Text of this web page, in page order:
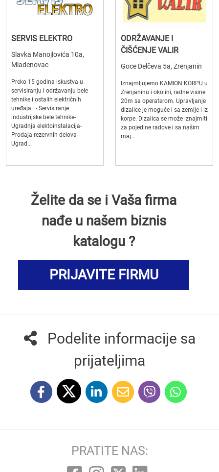
SERVIS ELEKTRO
Slavka Manojlovića 10a,
Mladenovac
Preko 15 godina iskustva u
servisiranju i održavanju bele
tehnike i ostalih električnih
uređaja. - Servisiranje
industrijske bele tehnike-
Ugradnja elektoinstalacija-
Prodaja rezervnih delova-
Ugrad...
ODRŽAVANJE I
ČIŠĆENJE VALIR
Goce Delčeva 5a, Zrenjanin
Iznajmljujemo KAMION KORPU u
Zrenjaninu i okolini, radne visine
20m sa operaterom. Upravljanje
dizalice je moguće i sa zemlje i iz
korpe. Dizalica se može iznajmiti
za pojedine radove i sa našim
maj...
Želite da se i Vaša firma
nađe u našem biznis
katalogu ?
PRIJAVITE FIRMU
Podelite informacije sa
prijateljima
PRATITE NAS: